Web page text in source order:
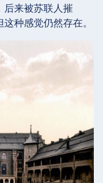
后来被苏联人摧
种感觉仍然存在。